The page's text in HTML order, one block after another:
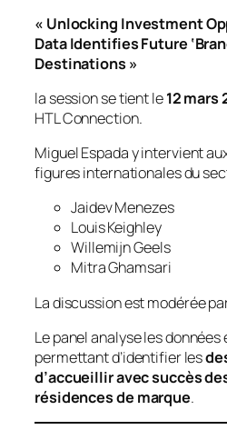
« Unlocking Investment
Data Identifies Future
Destinations »
la session se tient le12 mars
HTL Connection.
Miguel Espada y intervient
figures internationales du
Jaidev Menezes
Louis Keighley
Willemijn Geels
Mitra Ghamsari
La discussion est modérée
Le panel analyse les
permettant d’identifier les
d’accueillir avec succès
résidences de marque.